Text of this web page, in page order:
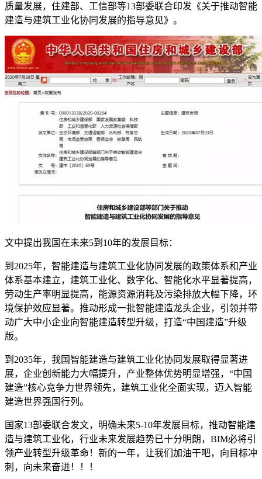
质量发展，住建部、工信部等13部委联合印发《关于推动智能
建造与建筑工业化协同发展的指导意见》。
文中提出我国在未来5到 10年的发展目标：
到 2025年，智能建造与建筑工业化协同发展的政策体系和产业
体系基本建立，建筑工业化、数字化、智能化水平显著提高，
劳动生产率明显提高，能源资源消耗及污染排放大幅下降，环
境保护效应显著。推动形成一批智能建造龙头企业，引领并带
动广大中小企业向智能建造转型升级，打造“中国建造”升级
版。
到 2035年，我国智能建造与建筑工业化协同发展取得显著进
展，企业创新能力大幅提升，产业整体优势明显增强， “中国
建造”核心竞争力世界领先，建筑工业化全面实现，迈入智能
建造世界强国行列。
国家13部委联合发文，明确未来5-10年发展目标，推动智能建
造与建筑工业化，行业未来发展趋势已十分明朗， BIM必将引
领产业转型升级革命！新的一年，让我们加油干吧，向目标冲
刺，向未来奋进！！！